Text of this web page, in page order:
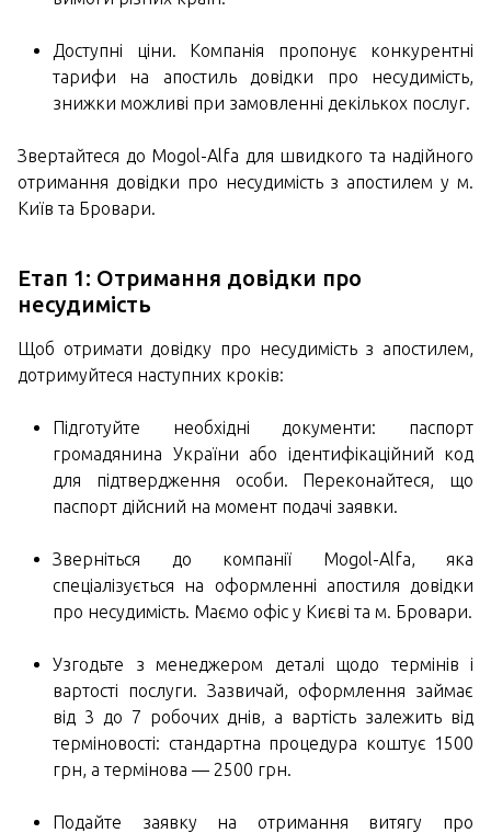
Доступні ціни. Компанія пропонує конкурентні
тарифи на апостиль довідки про несудимість,
знижки можливі при замовленні декількох послуг.
Звертайтеся до Mogol-Alfa для швидкого та надійного
отримання довідки про несудимість з апостилем у м.
Київ та Бровари.
Етап 1: Отримання довідки про
несудимість
Щоб отримати довідку про несудимість з апостилем,
дотримуйтеся наступних кроків:
Підготуйте необхідні документи: паспорт
громадянина України або ідентифікаційний код
для підтвердження особи. Переконайтеся, що
паспорт дійсний на момент подачі заявки.
Зверніться до компанії Mogol-Alfa, яка
спеціалізується на оформленні апостиля довідки
про несудимість. Маємо офіс у Києві та м. Бровари.
Узгодьте з менеджером деталі щодо термінів і
вартості послуги. Зазвичай, оформлення займає
від 3 до 7 робочих днів, а вартість залежить від
терміновості: стандартна процедура коштує 1500
грн, а термінова — 2500 грн.
Подайте заявку на отримання витягу про